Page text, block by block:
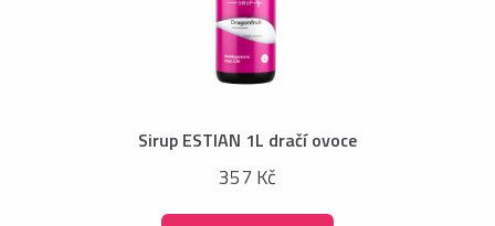
Sirup ESTIAN 1L dračí ovoce
357 Kč